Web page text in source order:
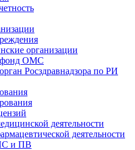
организации
фонд ОМС
Росздравнадзора по РИ
деятельности
деятельности
и ПВ